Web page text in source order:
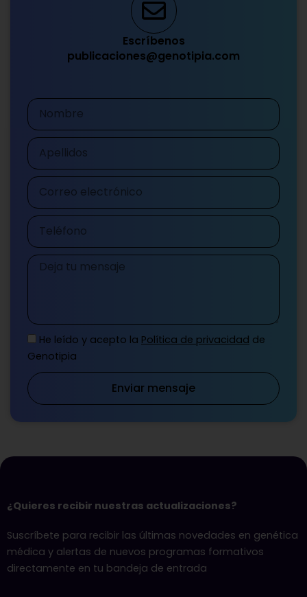
Escríbenos
publicaciones@genotipia.com
Nombre
Apellidos
Correo
electrónico
Teléfono
Mensaje
He leído y acepto la Política de privacidad de
Genotipia
Enviar mensaje
¿Quieres recibir nuestras actualizaciones?
Suscríbete para recibir las últimas novedades en genética
médica y alertas de nuevos programas formativos
directamente en tu bandeja de entrada